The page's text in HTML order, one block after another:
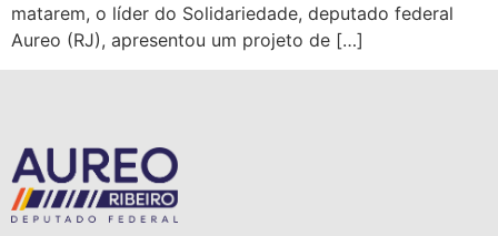
matarem, o líder do Solidariedade, deputado federal
Aureo (RJ), apresentou um projeto de […]